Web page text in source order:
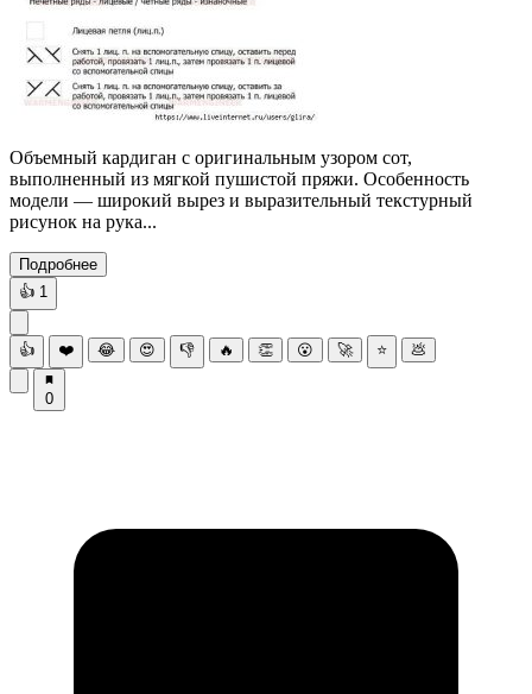
Объемный кардиган с оригинальным узором сот,
выполненный из мягкой пушистой пряжи. Особенность
модели — широкий вырез и выразительный текстурный
рисунок на рука...
Подробнее
👍 1
👍 ❤️ 😂 😍 👎 🔥 👏 😮 🚀 ⭐ 💩
0